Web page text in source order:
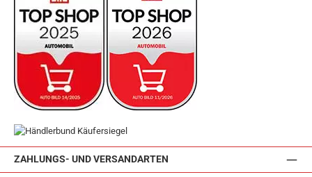
ZAHLUNGS- UND VERSANDARTEN